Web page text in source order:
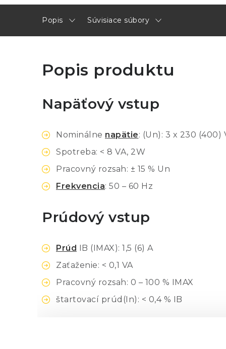
Popis Súvisiace súbory
Popis produktu
Napäťový vstup
Nominálne napätie: (Un): 3 x 230 (400)
Spotreba: < 8 VA, 2W
Pracovný rozsah: ± 15 % Un
Frekvencia: 50 – 60 Hz
Prúdový vstup
Prúd IB (IMAX): 1,5 (6) A
Zaťaženie: < 0,1 VA
Pracovný rozsah: 0 – 100 % IMAX
štartovací prúd(In): < 0,4 % IB